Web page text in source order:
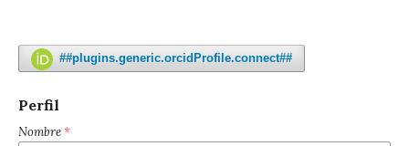
##plugins.generic.orcidProfile.connect##
Perfil
Nombre*